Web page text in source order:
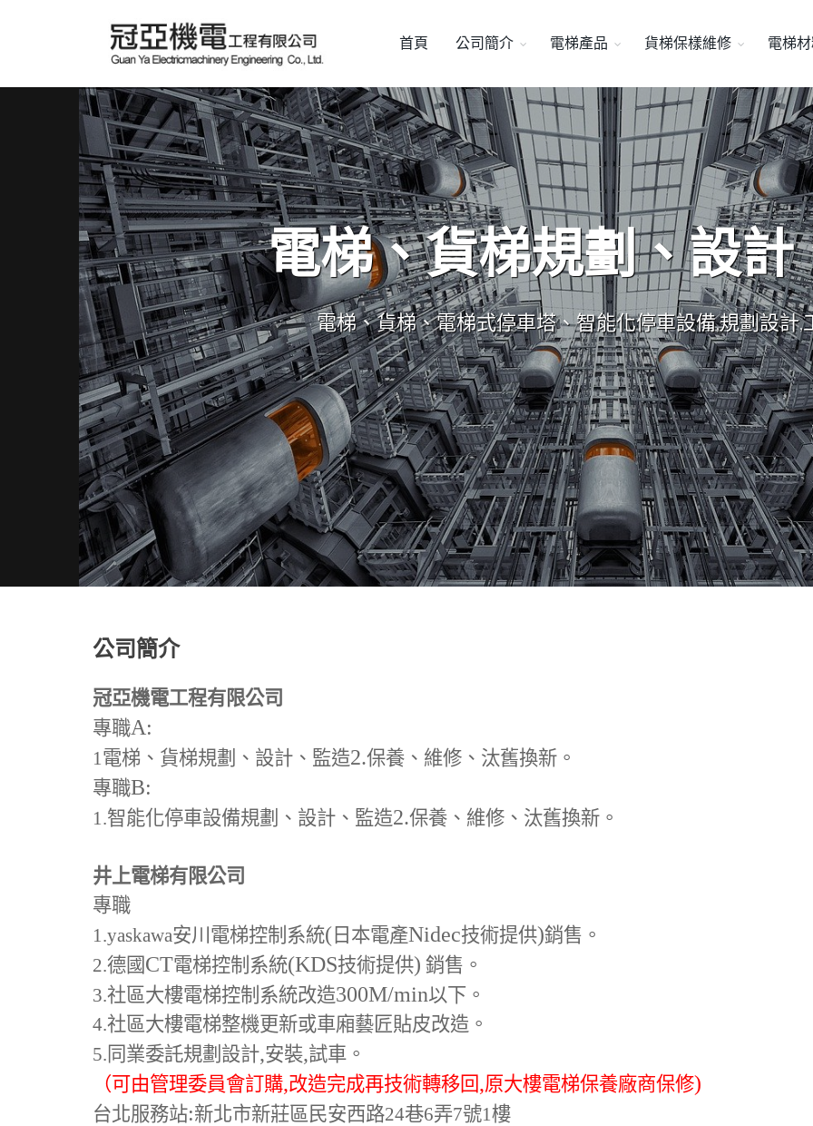
首頁 公司簡介 電梯產品 貨梯保樣維修 電梯
電梯、貨梯規劃、設計
電梯、貨梯、電梯式停車塔、智能化停車設備,規劃設計,
公司簡介
冠亞機電工程有限公司
專職A:
1電梯、貨梯規劃、設計、監造2.保養、維修、汰舊換新。
專職B:
1.智能化停車設備規劃、設計、監造2.保養、維修、汰舊換新。
井上電梯有限公司
專職
1.yaskawa安川電梯控制系統( 日本電產Nidec技術提供)銷售。
2.德國 CT電梯控制系統(KDS技術提供) 銷售。
3.社區大樓電梯控制系統改造300M/min以下。
4.社區大樓電梯整機更新或車廂藝匠貼皮改造。
5. 同業委託規劃設計,安裝,試車。
（可由管理委員會訂購,改造完成再技術轉移回,原大樓電梯保養廠商保修)
台北服務站:新北市新莊區民安西路24巷6弄7號1樓